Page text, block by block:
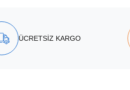
ÜCRETSİZ KARGO